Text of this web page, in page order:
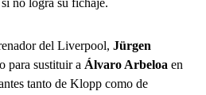
no logra su fichaje.
del Liverpool, Jürgen
para sustituir a Álvaro Arbeloa en
tanto de Klopp como de